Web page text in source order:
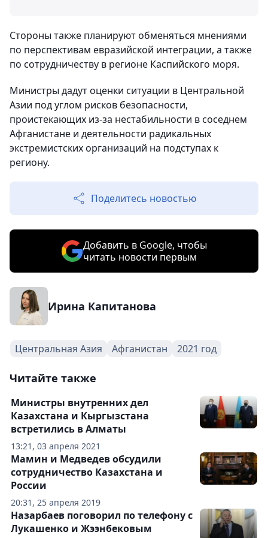
Стороны также планируют обменяться мнениями
по перспективам евразийской интеграции, а также
по сотрудничеству в регионе Каспийского моря.
Министры дадут оценки ситуации в Центральной
Азии под углом рисков безопасности,
проистекающих из-за нестабильности в соседнем
Афганистане и деятельности радикальных
экстремистских организаций на подступах к
региону.
Поделитесь новостью
Добавить в Google, чтобы
читать новости первым
Ирина Капитанова
Центральная Азия Афганистан 2021 год
Читайте также
13:21, 03 апреля 2021
Министры внутренних дел
Казахстана и Кыргызстана
встретились в Алматы
20:31, 25 апреля 2019
Мамин и Медведев обсудили
сотрудничество Казахстана и
России
Назарбаев поговорил по телефону с
Лукашенко и Жээнбековым